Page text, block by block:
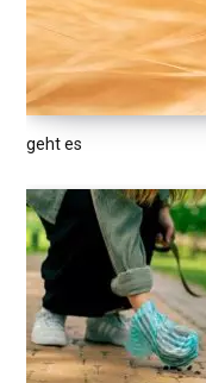
geht es